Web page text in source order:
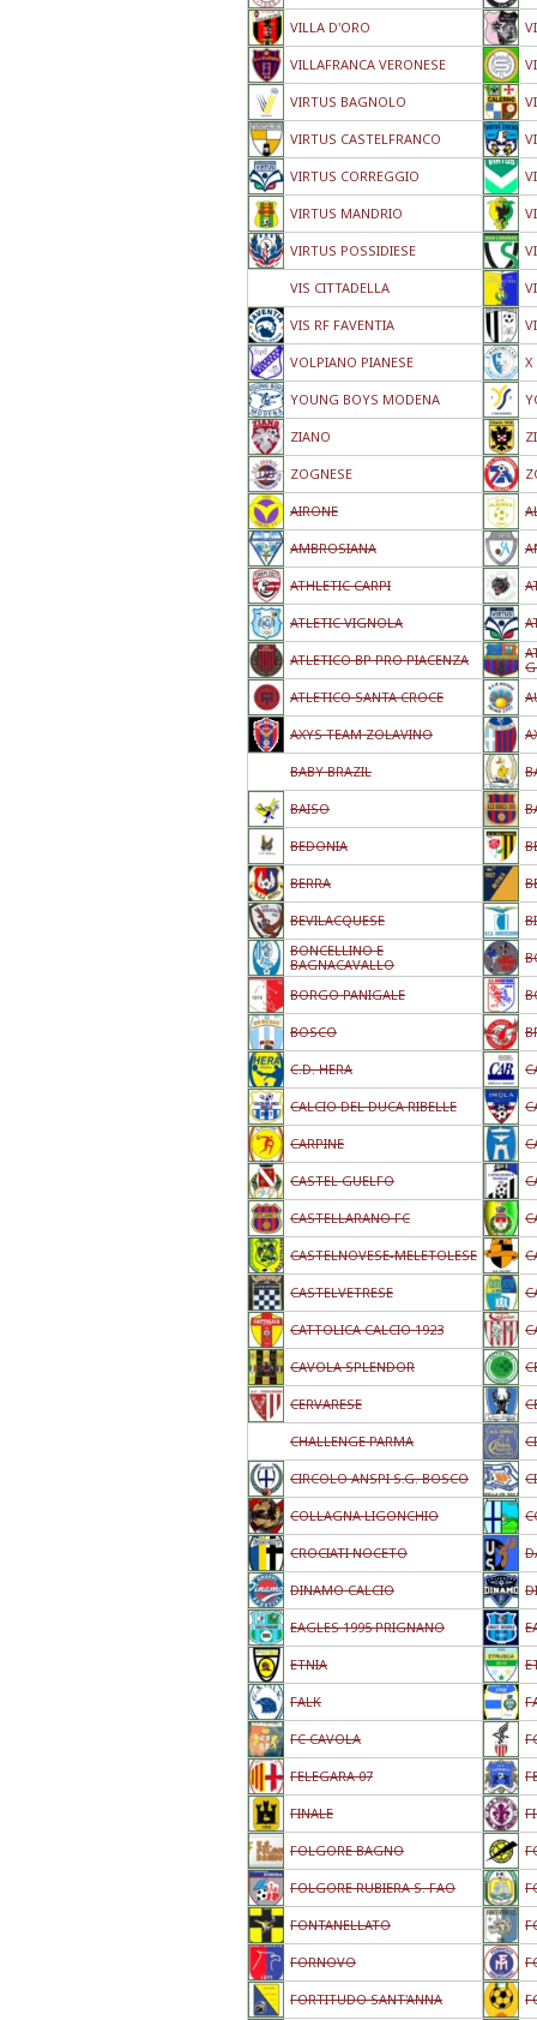
VILLA D'ORO
VILLAFRANCA VERONESE
VIRTUS BAGNOLO
VIRTUS CASTELFRANCO
VIRTUS CORREGGIO
VIRTUS MANDRIO
VIRTUS POSSIDIESE
VIS CITTADELLA
VIS RF FAVENTIA
VOLPIANO PIANESE X
YOUNG BOYS MODENA
ZIANO
ZOGNESE
AIRONE
AMBROSIANA
ATHLETIC CARPI
ATLETIC VIGNOLA
ATLETICO BP PRO PIACENZA
ATLETICO SANTA CROCE
AXYS TEAM ZOLAVINO
BABY BRAZIL
BAISO
BEDONIA
BERRA
BEVILACQUESE
BONCELLINO E
BAGNACAVALLO
BORGO PANIGALE
BOSCO
C.D. HERA
CALCIO DEL DUCA RIBELLE
CARPINE
CASTEL GUELFO
CASTELLARANO FC
CASTELNOVESE-MELETOLESE
CASTELVETRESE
CATTOLICA CALCIO 1923
CAVOLA SPLENDOR
CERVARESE
CHALLENGE PARMA
CIRCOLO ANSPI S.G. BOSCO
COLLAGNA LIGONCHIO
CROCIATI NOCETO
DINAMO CALCIO
EAGLES 1995 PRIGNANO
ETNIA
FALK
FC CAVOLA
FELEGARA 07
FINALE
FOLGORE BAGNO
FOLGORE RUBIERA S. FAO
FONTANELLATO
FORNOVO
FORTITUDO SANT'ANNA